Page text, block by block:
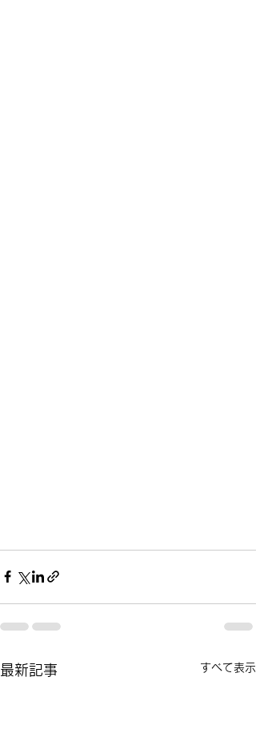
最新記事 すべて表示